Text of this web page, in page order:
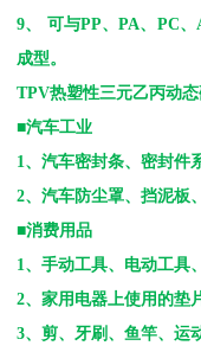
9、 可与PP、PA、 PC、
成型。
TPV热塑性三元乙丙动
■汽车工业
1 、汽车密封条、密封件
2、汽车防尘罩、挡泥板
■消费用品
1 、手动工具、电动工具
2、家用电器上使用的垫
3、剪、牙刷、鱼竿、运